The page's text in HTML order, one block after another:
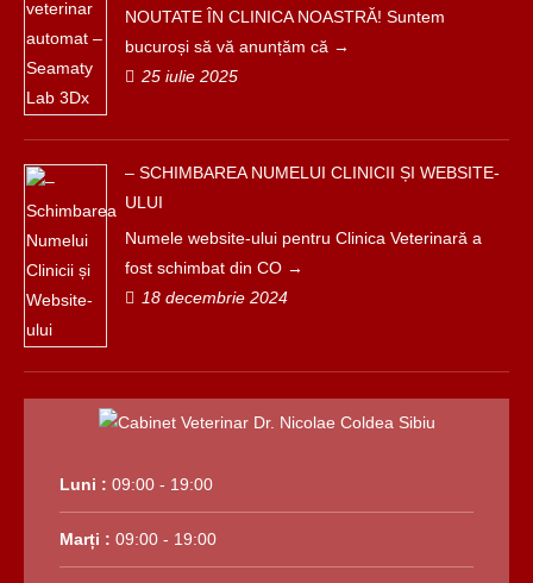
NOUTATE ÎN CLINICA NOASTRĂ! Suntem
bucuroși să vă anunțăm că
25 iulie 2025
– SCHIMBAREA NUMELUI CLINICII ȘI WEBSITE-
ULUI
Numele website-ului pentru Clinica Veterinară a
fost schimbat din CO
18 decembrie 2024
Luni : 09:00 - 19:00
Marți : 09:00 - 19:00